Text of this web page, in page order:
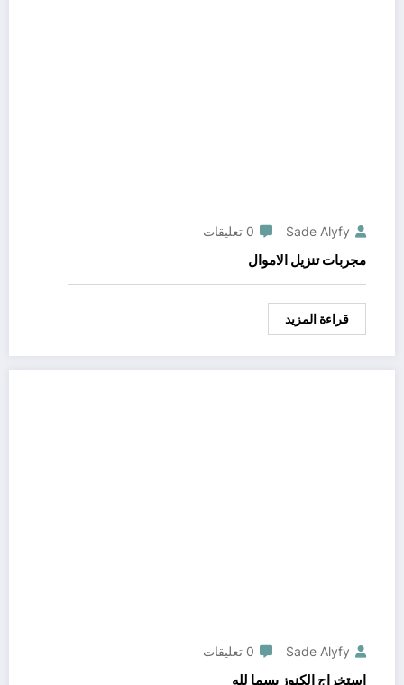
Sade Alyfy 0 تعليقات
مجربات تنزيل الاموال
قراءة المزيد
Sade Alyfy 0 تعليقات
استخراج الكنوز بسما لله